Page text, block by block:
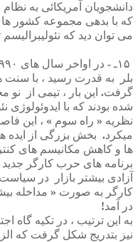
دانشجویان آمریکائی به نظام
که با بدهی مجموعه کشور
می توان دید که نئولیبرالیسم
۱۵ـ - در اواخر سال های
بلر
به قدرت رسید ، با سنت
گرفت. این بار ، تیمی از نو
شده بودند که با ایدوئولوژی
نظریه « راه سوم » ، این
میکرد. بخش بزرگی از ایده
ها و کاهش مکانیسم های
برنامه های حرب کارگر جدید
آزادی بیشتر بازار در سیاست
کارگر به صورت « مداخله
در
آمد!
به این ترتیب ، در تکیه گاه
نیز بتدریج شکل گرفت که